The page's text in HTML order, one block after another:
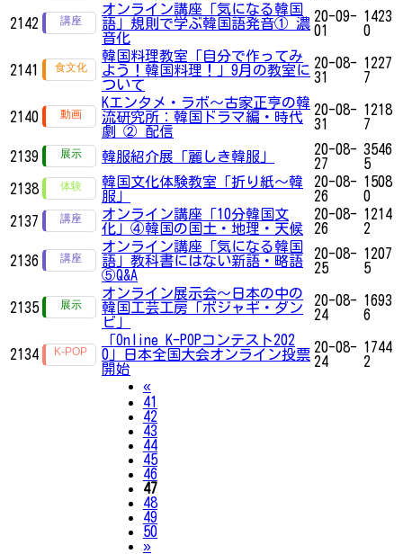
2142
オンライン講座「気になる韓国
語」規則で学ぶ韓国語発音① 濃
音化
20-09-
01
1423
0
2141
韓国料理教室「自分で作ってみ
よう！韓国料理！」9月の教室に
ついて
20-08-
31
1227
7
2140
Kエンタメ・ラボ～古家正亨の韓
流研究所：韓国ドラマ編・時代
劇 ② 配信
20-08-
31
1218
7
2139 韓服紹介展「麗しき韓服」
20-08-
27
3546
5
2138
韓国文化体験教室「折り紙〜韓
服」
20-08-
26
1508
0
2137
オンライン講座「10分韓国文
化」④韓国の国土・地理・天候
20-08-
26
1214
2
2136
オンライン講座「気になる韓国
語」教科書にはない新語・略語
⑤Q&A
20-08-
25
1207
5
2135
オンライン展示会〜日本の中の
韓国工芸工房「ボジャギ・ダン
ビ」
20-08-
24
1693
6
2134
「Online K-POPコンテスト202
0」日本全国大会オンライン投票
開始
20-08-
24
1744
2
«Previous
41
42
43
44
45
46
47
48
49
50
»Next